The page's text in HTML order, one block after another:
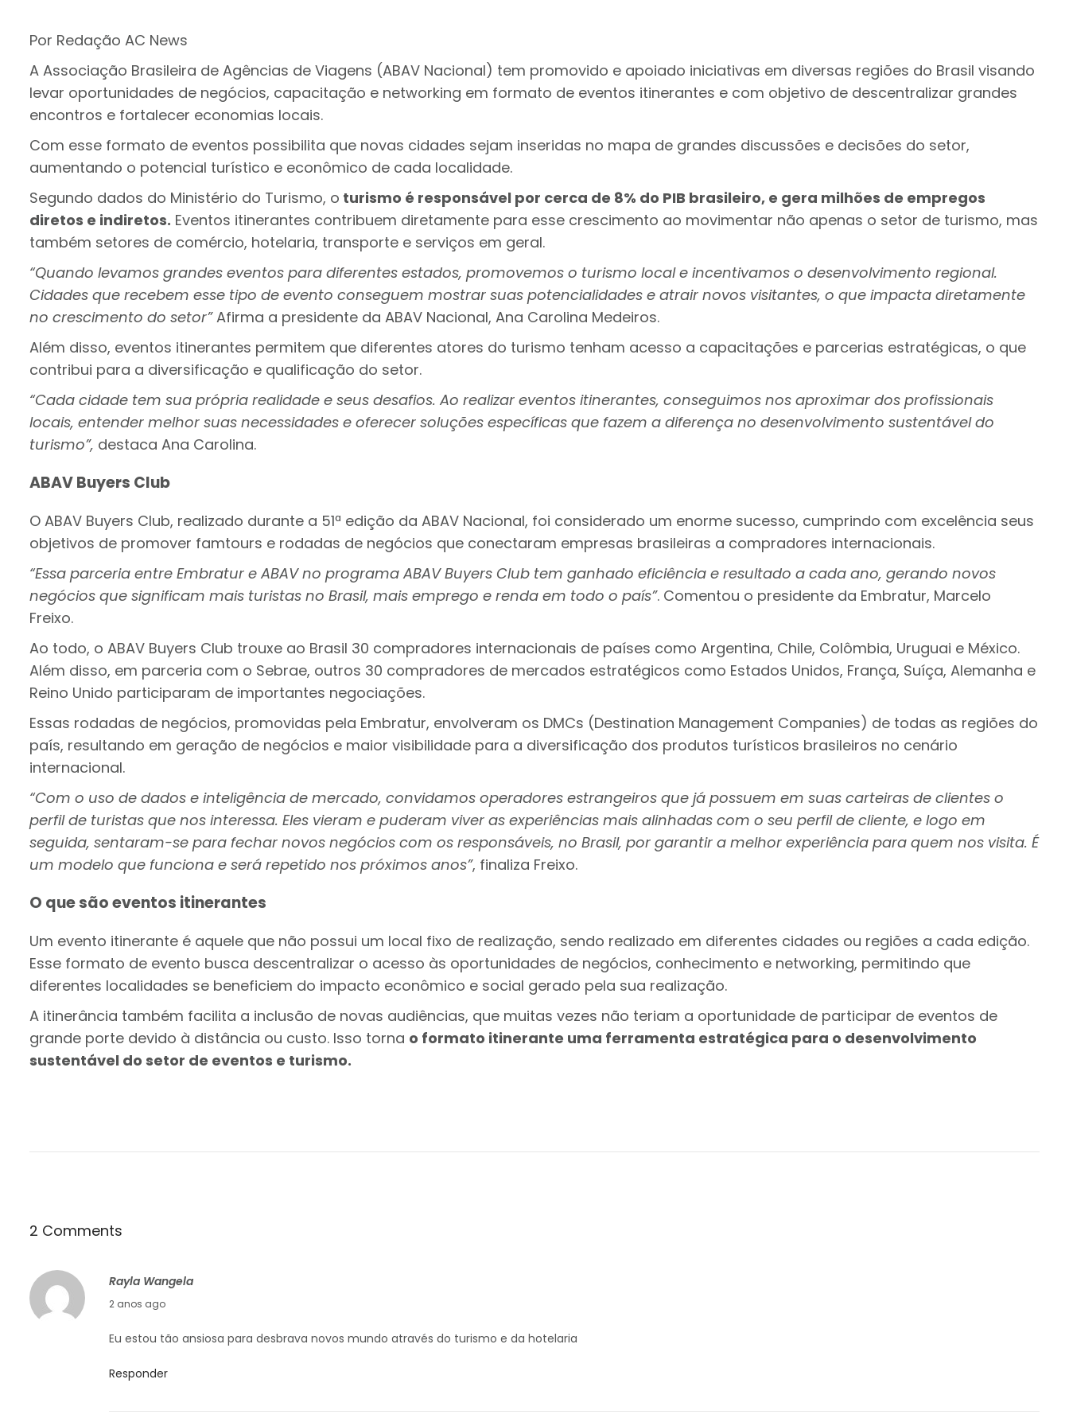
Por Redação AC News
A Associação Brasileira de Agências de Viagens (ABAV Nacional) tem promovido e apoiado iniciativas em diversas regiões do Brasil visando
levar oportunidades de negócios, capacitação e networking em formato de eventos itinerantes e com objetivo de descentralizar grandes
encontros e fortalecer economias locais.
Com esse formato de eventos possibilita que novas cidades sejam inseridas no mapa de grandes discussões e decisões do setor,
aumentando o potencial turístico e econômico de cada localidade.
Segundo dados do Ministério do Turismo, o turismo é responsável por cerca de 8% do PIB brasileiro, e gera milhões de empregos
diretos e indiretos. Eventos itinerantes contribuem diretamente para esse crescimento ao movimentar não apenas o setor de turismo, mas
também setores de comércio, hotelaria, transporte e serviços em geral.
“Quando levamos grandes eventos para diferentes estados, promovemos o turismo local e incentivamos o desenvolvimento regional.
Cidades que recebem esse tipo de evento conseguem mostrar suas potencialidades e atrair novos visitantes, o que impacta diretamente
no crescimento do setor”Afirma a presidente da ABAV Nacional, Ana Carolina Medeiros.
Além disso, eventos itinerantes permitem que diferentes atores do turismo tenham acesso a capacitações e parcerias estratégicas, o que
contribui para a diversificação e qualificação do setor.
“Cada cidade tem sua própria realidade e seus desafios. Ao realizar eventos itinerantes, conseguimos nos aproximar dos profissionais
locais, entender melhor suas necessidades e oferecer soluções específicas que fazem a diferença no desenvolvimento sustentável do
turismo”, destaca Ana Carolina.
ABAV Buyers Club
O ABAV Buyers Club, realizado durante a 51ª edição da ABAV Nacional, foi considerado um enorme sucesso, cumprindo com excelência seus
objetivos de promover famtours e rodadas de negócios que conectaram empresas brasileiras a compradores internacionais.
“Essa parceria entre Embratur e ABAV no programa ABAV Buyers Club tem ganhado eficiência e resultado a cada ano, gerando novos
negócios que significam mais turistas no Brasil, mais emprego e renda em todo o país”. Comentou o presidente da Embratur, Marcelo
Freixo.
Ao todo, o ABAV Buyers Club trouxe ao Brasil 30 compradores internacionais de países como Argentina, Chile, Colômbia, Uruguai e México.
Além disso, em parceria com o Sebrae, outros 30 compradores de mercados estratégicos como Estados Unidos, França, Suíça, Alemanha e
Reino Unido participaram de importantes negociações.
Essas rodadas de negócios, promovidas pela Embratur, envolveram os DMCs (Destination Management Companies) de todas as regiões do
país, resultando em geração de negócios e maior visibilidade para a diversificação dos produtos turísticos brasileiros no cenário
internacional.
“Com o uso de dados e inteligência de mercado, convidamos operadores estrangeiros que já possuem em suas carteiras de clientes o
perfil de turistas que nos interessa. Eles vieram e puderam viver as experiências mais alinhadas com o seu perfil de cliente, e logo em
seguida, sentaram-se para fechar novos negócios com os responsáveis, no Brasil, por garantir a melhor experiência para quem nos visita. É
um modelo que funciona e será repetido nos próximos anos”, finaliza Freixo.
O que são eventos itinerantes
Um evento itinerante é aquele que não possui um local fixo de realização, sendo realizado em diferentes cidades ou regiões a cada edição.
Esse formato de evento busca descentralizar o acesso às oportunidades de negócios, conhecimento e networking, permitindo que
diferentes localidades se beneficiem do impacto econômico e social gerado pela sua realização.
A itinerância também facilita a inclusão de novas audiências, que muitas vezes não teriam a oportunidade de participar de eventos de
grande porte devido à distância ou custo. Isso torna o formato itinerante uma ferramenta estratégica para o desenvolvimento
sustentável do setor de eventos e turismo.
2 Comments
Rayla Wangela
2 anos ago16/10/2024
Eu estou tão ansiosa para desbrava novos mundo através do turismo e da hotelaria
Responder